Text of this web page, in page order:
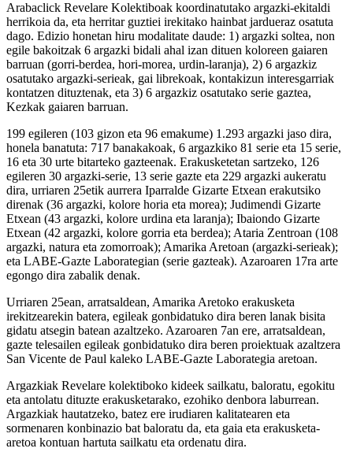
Arabaclick Revelare Kolektiboak koordinatutako argazki-ekitaldi
herrikoia da, eta herritar guztiei irekitako hainbat jardueraz osatuta
dago. Edizio honetan hiru modalitate daude: 1) argazki soltea, non
egile bakoitzak 6 argazki bidali ahal izan dituen koloreen gaiaren
barruan (gorri-berdea, hori-morea, urdin-laranja), 2) 6 argazkiz
osatutako argazki-serieak, gai librekoak, kontakizun interesgarriak
kontatzen dituztenak, eta 3) 6 argazkiz osatutako serie gaztea,
Kezkak gaiaren barruan.
199 egileren (103 gizon eta 96 emakume) 1.293 argazki jaso dira,
honela banatuta: 717 banakakoak, 6 argazkiko 81 serie eta 15 serie,
16 eta 30 urte bitarteko gazteenak. Erakusketetan sartzeko, 126
egileren 30 argazki-serie, 13 serie gazte eta 229 argazki aukeratu
dira, urriaren 25etik aurrera Iparralde Gizarte Etxean erakutsiko
direnak (36 argazki, kolore horia eta morea); Judimendi Gizarte
Etxean (43 argazki, kolore urdina eta laranja); Ibaiondo Gizarte
Etxean (42 argazki, kolore gorria eta berdea); Ataria Zentroan (108
argazki, natura eta zomorroak); Amarika Aretoan (argazki-serieak);
eta LABE-Gazte Laborategian (serie gazteak). Azaroaren 17ra arte
egongo dira zabalik denak.
Urriaren 25ean, arratsaldean, Amarika Aretoko erakusketa
irekitzearekin batera, egileak gonbidatuko dira beren lanak bisita
gidatu atsegin batean azaltzeko. Azaroaren 7an ere, arratsaldean,
gazte telesailen egileak gonbidatuko dira beren proiektuak azaltzera
San Vicente de Paul kaleko LABE-Gazte Laborategia aretoan.
Argazkiak Revelare kolektiboko kideek sailkatu, baloratu, egokitu
eta antolatu dituzte erakusketarako, ezohiko denbora laburrean.
Argazkiak hautatzeko, batez ere irudiaren kalitatearen eta
sormenaren konbinazio bat baloratu da, eta gaia eta erakusketa-
aretoa kontuan hartuta sailkatu eta ordenatu dira.